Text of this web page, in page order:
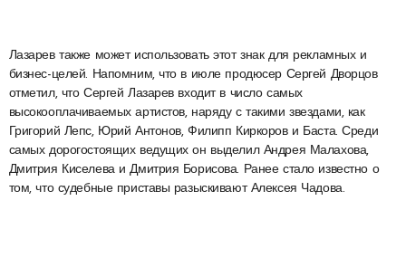
Лазарев также может использовать этот знак для рекламных и
бизнес-целей. Напомним, что в июле продюсер Сергей Дворцов
отметил, что Сергей Лазарев входит в число самых
высокооплачиваемых артистов, наряду с такими звездами, как
Григорий Лепс, Юрий Антонов, Филипп Киркоров и Баста. Среди
самых дорогостоящих ведущих он выделил Андрея Малахова,
Дмитрия Киселева и Дмитрия Борисова. Ранее стало известно о
том, что судебные приставы разыскивают Алексея Чадова.